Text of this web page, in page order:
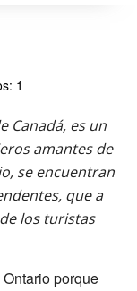
1
Canadá, es un
amantes de
se encuentran
que a
los turistas
porque